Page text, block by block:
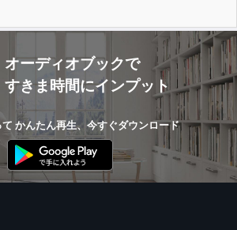
オーディオブックで
すきま時間にインプット
かんたん再生、今すぐダウンロード